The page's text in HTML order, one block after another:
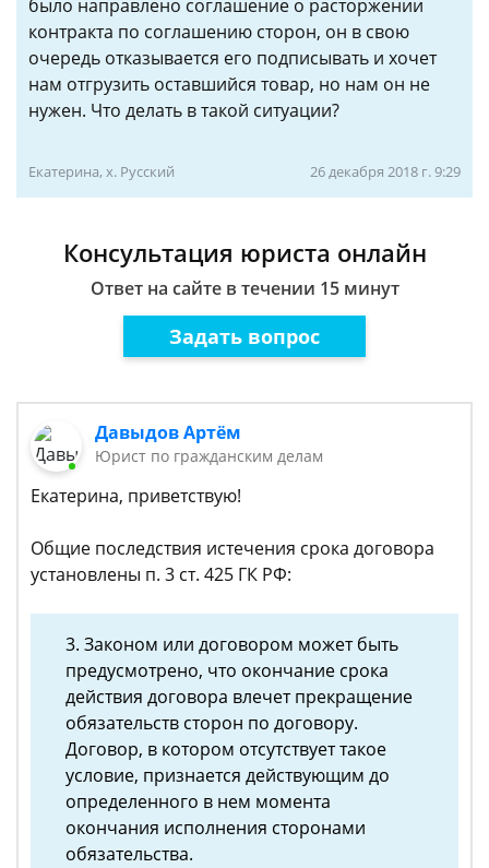
было направлено соглашение о расторжении
контракта по соглашению сторон, он в свою
очередь отказывается его подписывать и хочет
нам отгрузить оставшийся товар, но нам он не
нужен. Что делать в такой ситуации?
Екатерина, х. Русский 26 декабря 2018 г. 9:29
Консультация юриста онлайн
Ответ на сайте в течении 15 минут
Задать вопрос
Давыдов Артём
Юрист по гражданским делам
Екатерина, приветствую!
Общие последствия истечения срока договора
установлены п. 3 ст. 425 ГК РФ:
3. Законом или договором может быть
предусмотрено, что окончание срока
действия договора влечет прекращение
обязательств сторон по договору.
Договор, в котором отсутствует такое
условие, признается действующим до
определенного в нем момента
окончания исполнения сторонами
обязательства.